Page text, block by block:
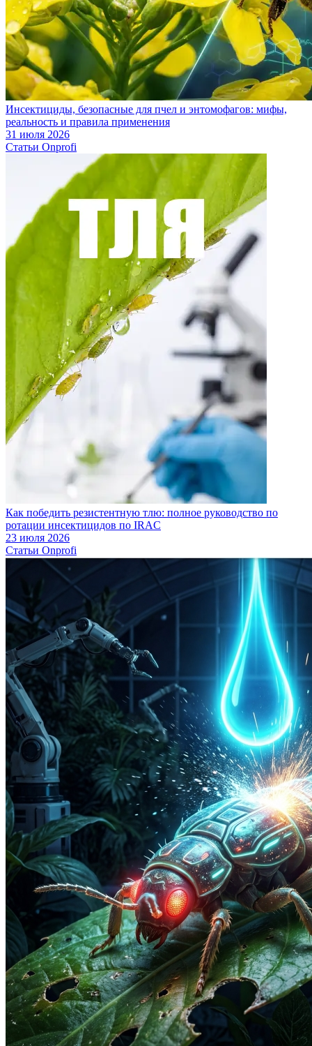
Инсектициды, безопасные для пчел и энтомофагов: мифы,
реальность и правила применения
31 июля 2026
Статьи Onprofi
Как победить резистентную тлю: полное руководство по
ротации инсектицидов по IRAC
23 июля 2026
Статьи Onprofi